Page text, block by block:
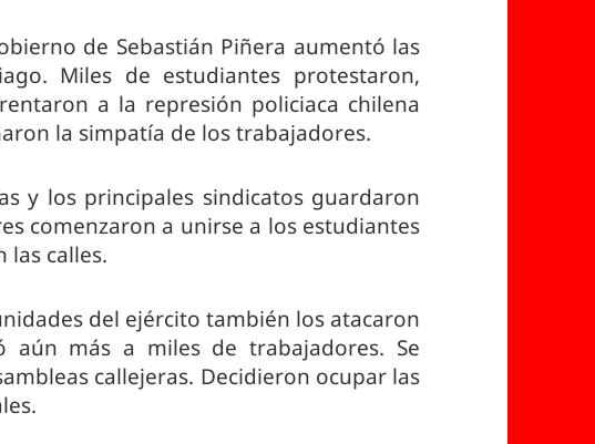
de Sebastián Piñera aumentó las
Miles de estudiantes protestaron,
a la represión policiaca chilena
la simpatía de los trabajadores.
y los principales sindicatos guardaron
comenzaron a unirse a los estudiantes
las calles.
del ejército también los atacaron
aún más a miles de trabajadores. Se
callejeras. Decidieron ocupar las